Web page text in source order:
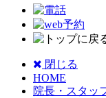
閉じる
HOME
院長・スタッ